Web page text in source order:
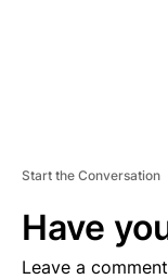
Start the Conversation
Have
Leave a